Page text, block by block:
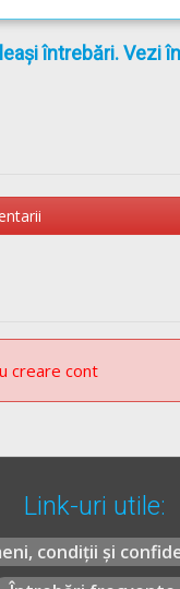
întrebări. Vezi
creare cont
Link-uri utile:
condiții și